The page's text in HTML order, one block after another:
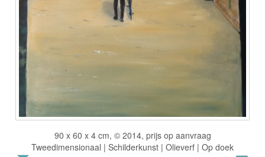
90 x 60 x 4 cm, © 2014, prijs op aanvraag
Tweedimensionaal | Schilderkunst | Olieverf | Op doek